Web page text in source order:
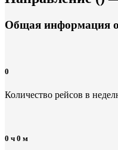
Общая информация
0
Количество рейсов в
0 ч 0 м